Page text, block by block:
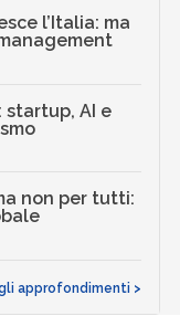
l’Italia: ma
AI e
non per tutti:
approfondimenti >